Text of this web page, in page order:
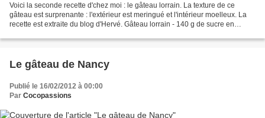
Voici la seconde recette d'chez moi : le gâteau lorrain. La texture de ce
gâteau est surprenante : l'extérieur est meringué et l'intérieur moelleux. La
recette est extraite du blog d'Hervé. Gâteau lorrain - 140 g de sucre en
Le gâteau de Nancy
Publié le 16/02/2012 à 00:00
Par Cocopassions